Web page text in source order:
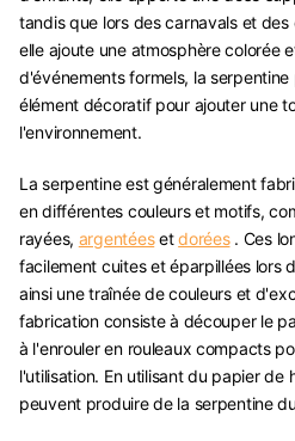
tandis que lors des carnavals et
elle ajoute une atmosphère colorée
d'événements formels, la
élément décoratif pour ajouter une
l'environnement.
La serpentine est généralement
en différentes couleurs et motifs,
rayées, argentéesetdorées. Ces
facilement cuites et éparpillées lors
ainsi une traînée de couleurs et
fabrication consiste à découper le
à l'enrouler en rouleaux compacts
l'utilisation. En utilisant du papier de
peuvent produire de la serpentine